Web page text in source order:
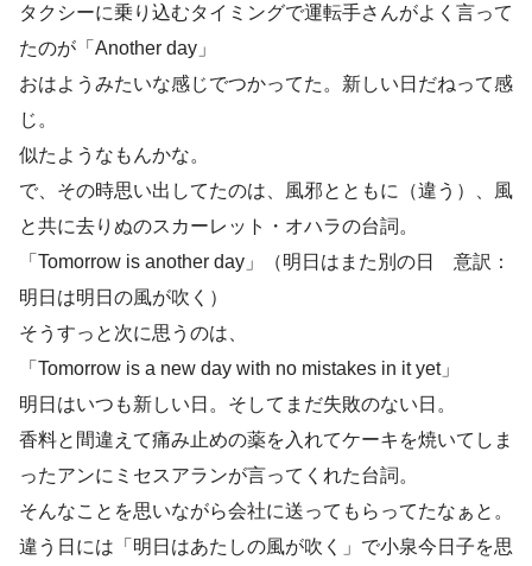
タクシーに乗り込むタイミングで運転手さんがよく言って
たのが「Another day」
おはようみたいな感じでつかってた。新しい日だねって感
じ。
似たようなもんかな。
で、その時思い出してたのは、風邪とともに（違う）、風
と共に去りぬのスカーレット・オハラの台詞。
「Tomorrow is another day」（明日はまた別の日 意訳：
明日は明日の風が吹く）
そうすっと次に思うのは、
「Tomorrow is a new day with no mistakes in it yet」
明日はいつも新しい日。そしてまだ失敗のない日。
香料と間違えて痛み止めの薬を入れてケーキを焼いてしま
ったアンにミセスアランが言ってくれた台詞。
そんなことを思いながら会社に送ってもらってたなぁと。
違う日には「明日はあたしの風が吹く」で小泉今日子を思